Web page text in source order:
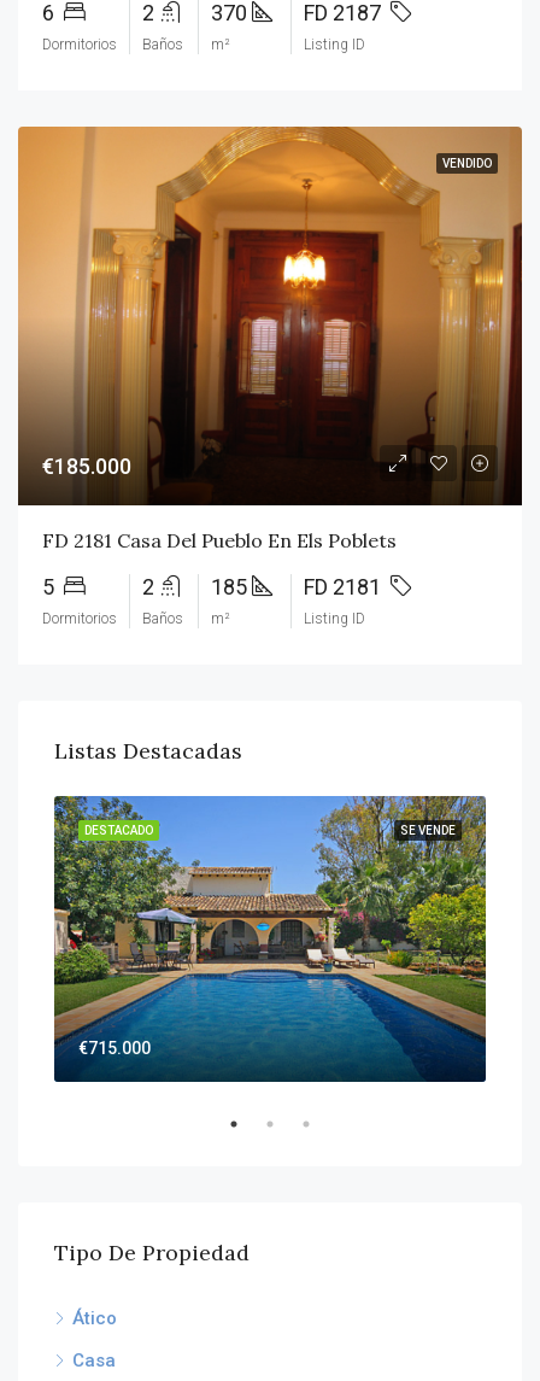
6
Dormitorios
2
Baños
370
m²
FD 2187
Listing ID
VENDIDO
€185.000
FD 2181 Casa Del Pueblo En Els Poblets
5
Dormitorios
2
Baños
185
m²
FD 2181
Listing ID
Listas Destacadas
SE VENDE
DESTACADO
€715.000
Tipo De Propiedad
Ático
Casa